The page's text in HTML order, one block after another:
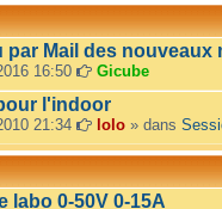
par Mail des nouveaux
16:50 Gicube
l'indoor
21:34 lolo » dans
labo 0-50V 0-15A